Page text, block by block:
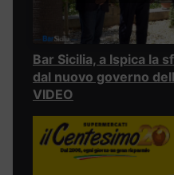
Bar Sicilia, a Ispica la
dal nuovo governo
VIDEO